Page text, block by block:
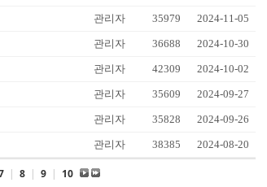
관리자 35979 2024-11-05
관리자 36688 2024-10-30
관리자 42309 2024-10-02
관리자 35609 2024-09-27
관리자 35828 2024-09-26
관리자 38385 2024-08-20
| 8 | 9 | 10